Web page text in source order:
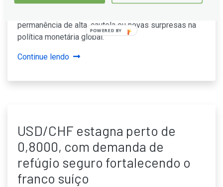
permanência de alta, cautela ou novas surpresas na
política monetária global.
Continue lendo
USD/CHF estagna perto de
0,8000, com demanda de
refúgio seguro fortalecendo o
franco suíço
POWERED BY